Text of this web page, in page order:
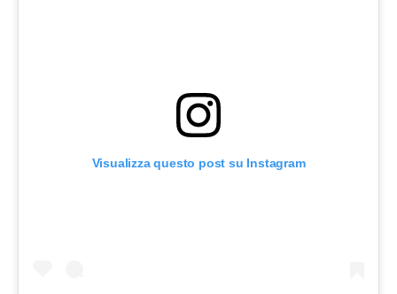
Visualizza questo post su Instagram